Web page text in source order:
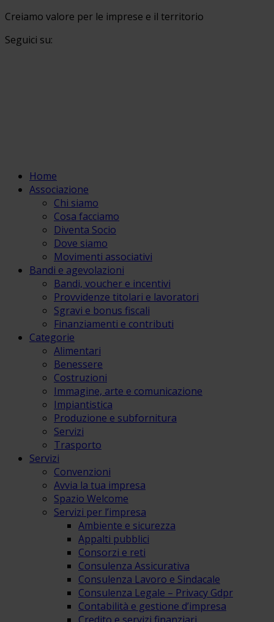
Creiamo valore per le imprese e il territorio
Seguici su:
Home
Associazione
Chi siamo
Cosa facciamo
Diventa Socio
Dove siamo
Movimenti associativi
Bandi e agevolazioni
Bandi, voucher e incentivi
Provvidenze titolari e lavoratori
Sgravi e bonus fiscali
Finanziamenti e contributi
Categorie
Alimentari
Benessere
Costruzioni
Immagine, arte e comunicazione
Impiantistica
Produzione e subfornitura
Servizi
Trasporto
Servizi
Convenzioni
Avvia la tua impresa
Spazio Welcome
Servizi per l’impresa
Ambiente e sicurezza
Appalti pubblici
Consorzi e reti
Consulenza Assicurativa
Consulenza Lavoro e Sindacale
Consulenza Legale – Privacy Gdpr
Contabilità e gestione d’impresa